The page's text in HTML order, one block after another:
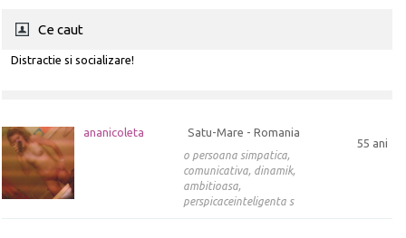
Ce caut
Distractie si socializare!
ananicoleta
55 ani
Satu-Mare - Romania
o persoana simpatica,
comunicativa, dinamik,
ambitioasa,
perspicaceinteligenta s